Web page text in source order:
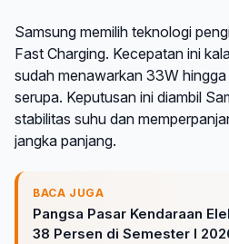
Samsung memilih teknologi
Fast Charging. Kecepatan ini
sudah menawarkan 33W
serupa. Keputusan ini diambil
stabilitas suhu dan
jangka panjang.
BACA JUGA
Pangsa Pasar Kendaraan
38 Persen di Semester I